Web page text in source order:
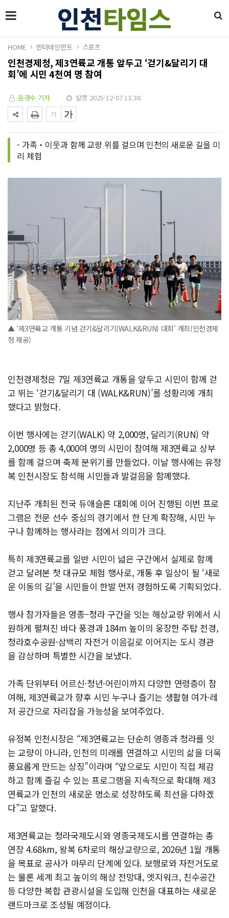
HOME 엔터테인먼트 스포츠
인천경제청, 제3연륙교 개통 앞두고 ‘걷기&달리기 대
회’에 시민 4천여 명 참여
윤경수 기자 발행 2025-12-07 13:38
- 가족‧이웃과 함께 교량 위를 걸으며 인천의 새로운 길을 미
리 체험
▲ ‘제3연륙교 개통 기념 걷기&달리기(WALK&RUN) 대회’ 개최(인천경제
청 제공)
인천경제청은 7일 제3연륙교 개통을 앞두고 시민이 함께 걷
고 뛰는 ‘걷기&달리기 대 (WALK&RUN)’를 성황리에 개최
했다고 밝혔다.
이번 행사에는 걷기(WALK) 약 2,000명, 달리기(RUN) 약
2,000명 등 총 4,000여 명의 시민이 참여해 제3연륙교 상부
를 함께 걸으며 축제 분위기를 만들었다. 이날 행사에는 유정
복 인천시장도 참석해 시민들과 발걸음을 함께했다.
지난주 개최된 전국 듀애슬론 대회에 이어 진행된 이번 프로
그램은 전문 선수 중심의 경기에서 한 단계 확장해, 시민 누
구나 함께하는 행사라는 점에서 의미가 크다.
특히 제3연륙교를 일반 시민이 넓은 구간에서 실제로 함께
걷고 달려본 첫 대규모 체험 행사로, 개통 후 일상이 될 ‘새로
운 이동의 길’을 시민들이 한발 먼저 경험하도록 기획되었다.
행사 참가자들은 영종–청라 구간을 잇는 해상교량 위에서 시
원하게 펼쳐진 바다 풍경과 184m 높이의 웅장한 주탑 전경,
청라호수공원·삼백리 자전거 이음길로 이어지는 도시 경관
을 감상하며 특별한 시간을 보냈다.
가족 단위부터 어르신·청년·어린이까지 다양한 연령층이 참
여해, 제3연륙교가 향후 시민 누구나 즐기는 생활형 여가·레
저 공간으로 자리잡을 가능성을 보여주었다.
유정복 인천시장은 “제3연륙교는 단순히 영종과 청라를 잇
는 교량이 아니라, 인천의 미래를 연결하고 시민의 삶을 더욱
풍요롭게 만드는 상징”이라며 “앞으로도 시민이 직접 체감
하고 함께 즐길 수 있는 프로그램을 지속적으로 확대해 제3
연륙교가 인천의 새로운 명소로 성장하도록 최선을 다하겠
다”고 말했다.
제3연륙교는 청라국제도시와 영종국제도시를 연결하는 총
연장 4.68km, 왕복 6차로의 해상교량으로, 2026년 1월 개통
을 목표로 공사가 마무리 단계에 있다. 보행로와 자전거도로
는 물론 세계 최고 높이의 해상 전망대, 엣지워크, 친수공간
등 다양한 복합 관광시설을 도입해 인천을 대표하는 새로운
랜드마크로 조성될 예정이다.